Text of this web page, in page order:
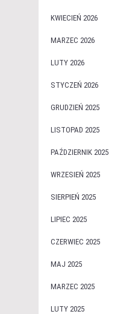
KWIECIEŃ 2026
MARZEC 2026
LUTY 2026
STYCZEŃ 2026
GRUDZIEŃ 2025
LISTOPAD 2025
PAŹDZIERNIK 2025
WRZESIEŃ 2025
SIERPIEŃ 2025
LIPIEC 2025
CZERWIEC 2025
MAJ 2025
MARZEC 2025
LUTY 2025